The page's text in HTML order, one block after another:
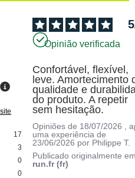
17
3
0
0
5
Opinião verificada
Confortável, flexível,
leve. Amortecimento
qualidade e
do produto. A repetir
sem hesitação.
Opiniões de 18/07/2026
,
uma experiência de
23/06/2026 por Philippe T.
Publicado originalmente
run.fr (fr)